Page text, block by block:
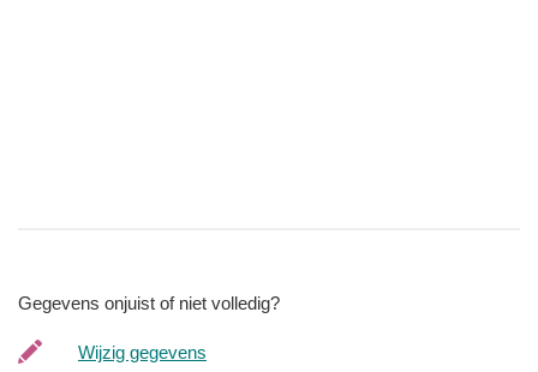
Gegevens onjuist of niet volledig?
Wijzig gegevens